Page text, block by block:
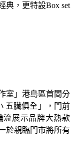
典，更特設Box set
室」港島區首間分
五臟俱全」，門前
流展示品牌大熱款
於親臨門市將所有